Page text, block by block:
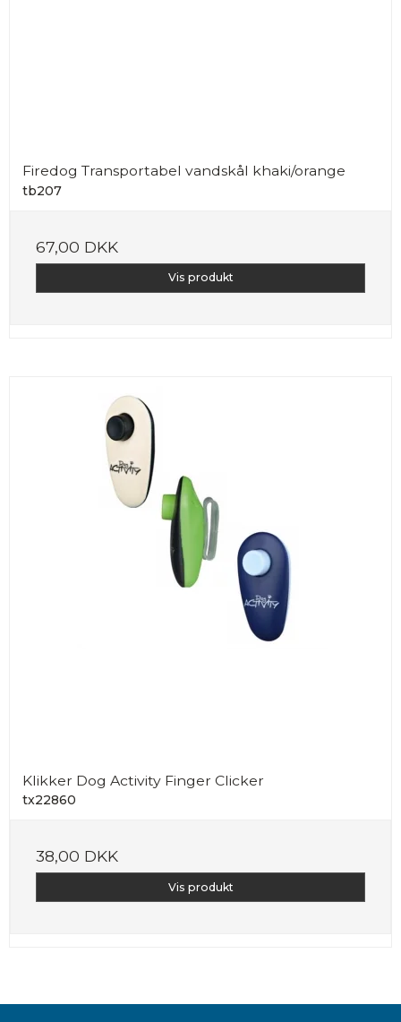
Firedog Transportabel vandskål khaki/orange
tb207
67,00 DKK
Vis produkt
Klikker Dog Activity Finger Clicker
tx22860
38,00 DKK
Vis produkt